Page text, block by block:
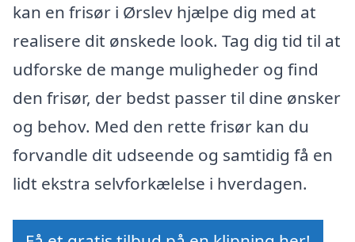
kan en frisør i Ørslev hjælpe dig med at
realisere dit ønskede look. Tag dig tid til at
udforske de mange muligheder og find
den frisør, der bedst passer til dine ønsker
og behov. Med den rette frisør kan du
forvandle dit udseende og samtidig få en
lidt ekstra selvforkælelse i hverdagen.